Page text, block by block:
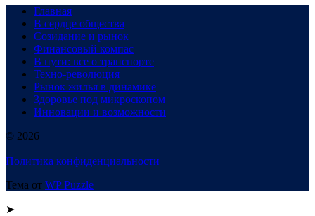
Главная
В сердце общества
Созидание и рынок
Финансовый компас
В пути: все о транспорте
Техно-революция
Рынок жилья в динамике
Здоровье под микроскопом
Инновации и возможности
© 2026
Политика конфиденциальности
Тема от WP Puzzle
➤